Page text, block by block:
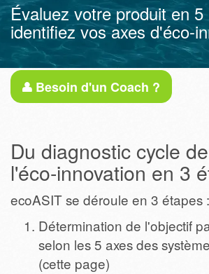
Évaluez votre produit en 5
identifiez vos axes d'éco-
Besoin d'un Coach ?
Du diagnostic cycle
l'éco-innovation en 3
ecoASIT se déroule en 3 étapes :
Détermination de l'objectif
selon les 5 axes des
(cette page)